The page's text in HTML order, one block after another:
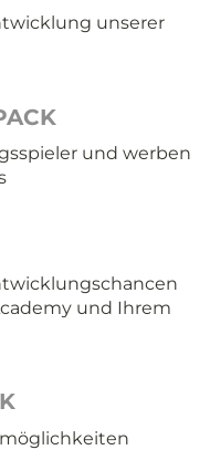
unserer
und werben
und Ihrem